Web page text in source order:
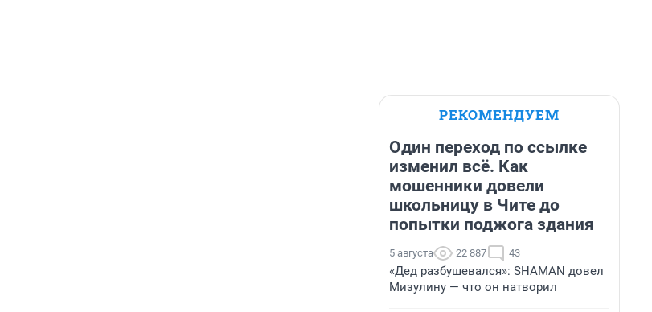
РЕКОМЕНДУЕМ
Один переход по ссылке
изменил всё. Как
мошенники довели
школьницу в Чите до
попытки поджога здания
5 августа 22 887 43
«Дед разбушевался»: SHAMAN довел
Мизулину — что он натворил